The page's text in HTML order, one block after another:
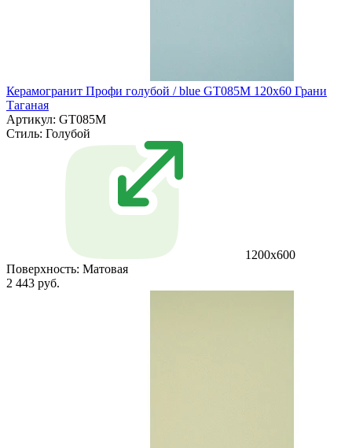
Керамогранит Профи голубой / blue GT085M 120х60 Грани
Таганая
Артикул: GT085M
Стиль: Голубой
1200х600
Поверхность: Матовая
2 443 руб.